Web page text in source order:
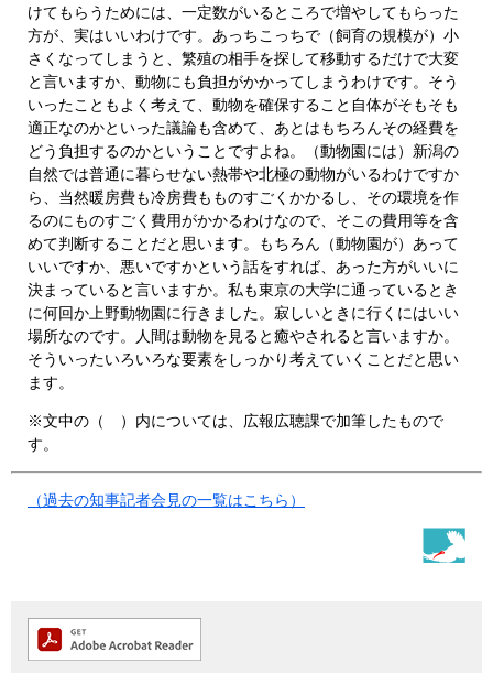
けてもらうためには、一定数がいるところで増やしてもらった
方が、実はいいわけです。あっちこっちで（飼育の規模が）小
さくなってしまうと、繁殖の相手を探して移動するだけで大変
と言いますか、動物にも負担がかかってしまうわけです。そう
いったこともよく考えて、動物を確保すること自体がそもそも
適正なのかといった議論も含めて、あとはもちろんその経費を
どう負担するのかということですよね。（動物園には）新潟の
自然では普通に暮らせない熱帯や北極の動物がいるわけですか
ら、当然暖房費も冷房費もものすごくかかるし、その環境を作
るのにものすごく費用がかかるわけなので、そこの費用等を含
めて判断することだと思います。もちろん（動物園が）あって
いいですか、悪いですかという話をすれば、あった方がいいに
決まっていると言いますか。私も東京の大学に通っているとき
に何回か上野動物園に行きました。寂しいときに行くにはいい
場所なのです。人間は動物を見ると癒やされると言いますか。
そういったいろいろな要素をしっかり考えていくことだと思い
ます。
※文中の（ ）内については、広報広聴課で加筆したもので
す。
（過去の知事記者会見の一覧はこちら）